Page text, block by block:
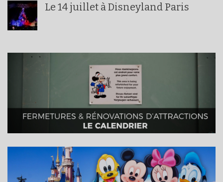
Le 14 juillet à Disneyland Paris